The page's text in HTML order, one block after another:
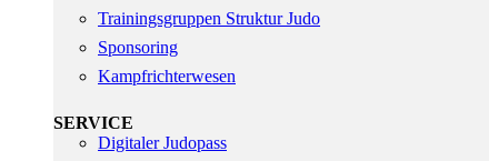
Trainingsgruppen Struktur Judo
Sponsoring
Kampfrichterwesen
SERVICE
Digitaler Judopass